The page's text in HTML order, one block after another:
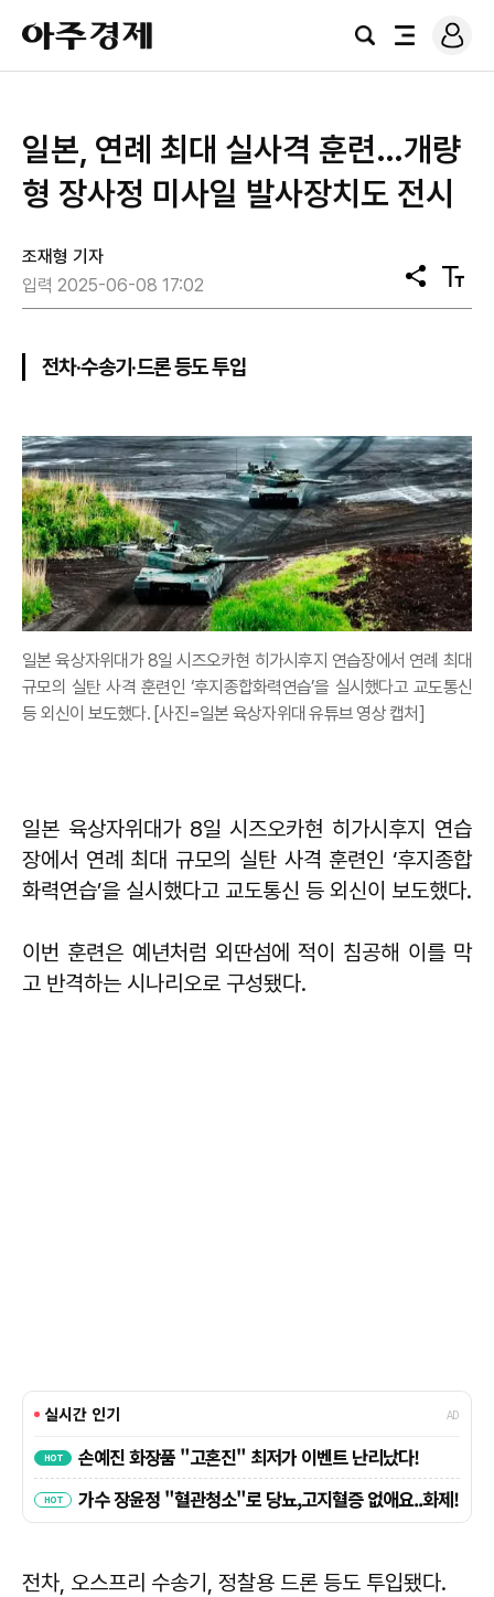
아
주
경
검
전
로
그
일본, 연례 최대 실사격 훈련…개량
형 장사정 미사일 발사장치도 전시
조재형 기자
입력 2025-06-08 17:02
공
유
텍
스
전차·수송기·드론 등도 투입
일본 육상자위대가 8일 시즈오카현 히가시후지 연습장에서 연례 최대
규모의 실탄 사격 훈련인 ‘후지종합화력연습’을 실시했다고 교도통신
등 외신이 보도했다. [사진=일본 육상자위대 유튜브 영상 캡처]
일본 육상자위대가 8일 시즈오카현 히가시후지 연습
장에서 연례 최대 규모의 실탄 사격 훈련인 ‘후지종합
화력연습’을 실시했다고 교도통신 등 외신이 보도했다.
이번 훈련은 예년처럼 외딴섬에 적이 침공해 이를 막
고 반격하는 시나리오로 구성됐다.
전차, 오스프리 수송기, 정찰용 드론 등도 투입됐다.